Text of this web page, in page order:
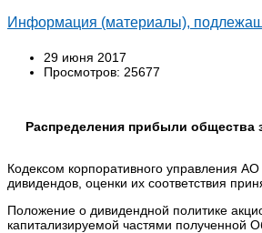
Информация (материалы),
29 июня 2017
Просмотров: 25677
Распределения прибыли общества
Кодексом корпоративного управления
дивидендов, оценки их соответствия
Положение о дивидендной политике
капитализируемой частями полученной